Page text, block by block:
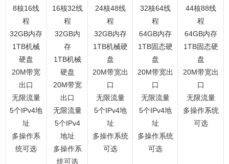
8核16线
程
32GB内存
1TB机械
硬盘
20M带宽
出口
无限流量
5个IPv4地
址
多操作系
统可选
16核32线
程
32GB内
存
1TB机械
硬盘
20M带宽
出口
无限流量
5个IPv4
地址
多操作系
统可选
24核48线
程
32GB内存
1TB机械硬
盘
20M带宽出
口
无限流量
5个IPv4地
址
多操作系统
可选
32核64线
程
64GB内存
1TB固态硬
盘
20M带宽出
口
无限流量
5个IPv4地
址
多操作系统
可选
44核88线
程
64GB内存
1TB固态硬
盘
20M带宽出
口
无限流量
多操作系统
可选